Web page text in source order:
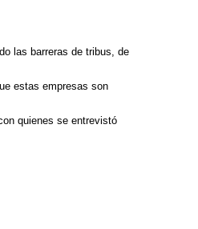
las barreras de tribus, de
estas empresas son
quienes se entrevistó